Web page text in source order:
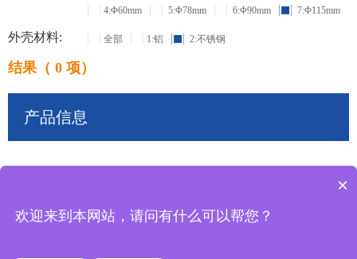
4:Φ60mm
5:Φ78mm 6:Φ90mm 7:Φ115mm
外壳材料: 全部 1:铝 2:不锈钢
结果（ 0 项）
产品信息
×
欢迎来到本网站，请问有什么可以帮您？